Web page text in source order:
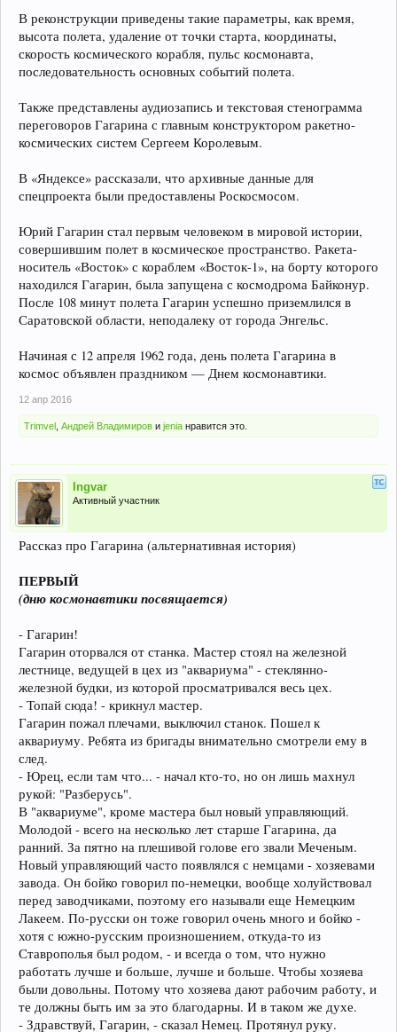
В реконструкции приведены такие параметры, как время,
высота полета, удаление от точки старта, координаты,
скорость космического корабля, пульс космонавта,
последовательность основных событий полета.
Также представлены аудиозапись и текстовая стенограмма
переговоров Гагарина с главным конструктором ракетно-
космических систем Сергеем Королевым.
В «Яндексе» рассказали, что архивные данные для
спецпроекта были предоставлены Роскосмосом.
Юрий Гагарин стал первым человеком в мировой истории,
совершившим полет в космическое пространство. Ракета-
носитель «Восток» с кораблем «Восток-1», на борту которого
находился Гагарин, была запущена с космодрома Байконур.
После 108 минут полета Гагарин успешно приземлился в
Саратовской области, неподалеку от города Энгельс.
Начиная с 12 апреля 1962 года, день полета Гагарина в
космос объявлен праздником — Днем космонавтики.
12 апр 2016
Trimvel Андрей Владимиров и jenia нравится это.
Ingvar
Активный участник
Рассказ про Гагарина (альтернативная история)
ПЕРВЫЙ
(дню космонавтики посвящается)
- Гагарин!
Гагарин оторвался от станка. Мастер стоял на железной
лестнице, ведущей в цех из "аквариума" - стеклянно-
железной будки, из которой просматривался весь цех.
- Топай сюда! - крикнул мастер.
Гагарин пожал плечами, выключил станок. Пошел к
аквариуму. Ребята из бригады внимательно смотрели ему в
след.
- Юрец, если там что... - начал кто-то, но он лишь махнул
рукой: "Разберусь".
В "аквариуме", кроме мастера был новый управляющий.
Молодой - всего на несколько лет старше Гагарина, да
ранний. За пятно на плешивой голове его звали Меченым.
Новый управляющий часто появлялся с немцами - хозяевами
завода. Он бойко говорил по-немецки, вообще холуйствовал
перед заводчиками, поэтому его называли еще Немецким
Лакеем. По-русски он тоже говорил очень много и бойко -
хотя с южно-русским произношением, откуда-то из
Ставрополья был родом, - и всегда о том, что нужно
работать лучше и больше, лучше и больше. Чтобы хозяева
были довольны. Потому что хозяева дают рабочим работу, и
те должны быть им за это благодарны. И в таком же духе.
- Здравствуй, Гагарин, - сказал Немец. Протянул руку.